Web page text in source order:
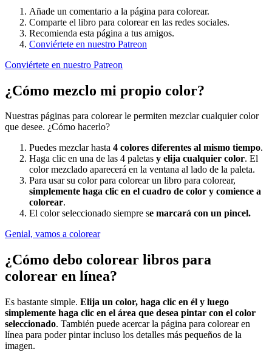
Añade un comentario a la página para colorear.
Comparte el libro para colorear en las redes sociales.
Recomienda esta página a tus amigos.
Conviértete en nuestro Patreon
Conviértete en nuestro Patreon
¿Cómo mezclo mi propio color?
Nuestras páginas para colorear le permiten mezclar cualquier color
que desee. ¿Cómo hacerlo?
Puedes mezclar hasta 4 colores diferentes al mismo tiempo.
Haga clic en una de las 4 paletas y elija cualquier color. El
color mezclado aparecerá en la ventana al lado de la paleta.
Para usar su color para colorear un libro para colorear,
simplemente haga clic en el cuadro de color y comience a
colorear.
El color seleccionado siempre se marcará con un pincel.
Genial, vamos a colorear
¿Cómo debo colorear libros para
colorear en línea?
Es bastante simple. Elija un color, haga clic en él y luego
simplemente haga clic en el área que desea pintar con el color
seleccionado. También puede acercar la página para colorear en
línea para poder pintar incluso los detalles más pequeños de la
imagen.